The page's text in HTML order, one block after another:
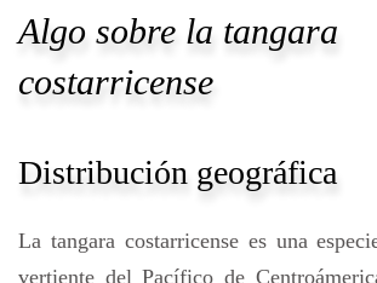
Algo sobre la tangara
costarricense
Distribución geográfica
La tangara costarricense es una
vertiente del Pacífico de